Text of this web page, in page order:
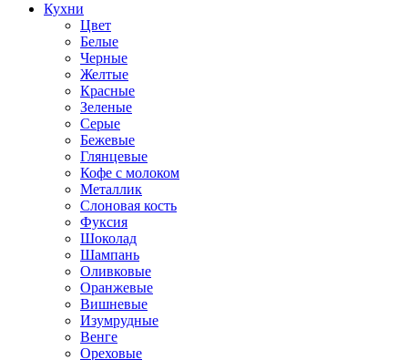
Кухни
Цвет
Белые
Черные
Желтые
Красные
Зеленые
Серые
Бежевые
Глянцевые
Кофе с молоком
Металлик
Слоновая кость
Фуксия
Шоколад
Шампань
Оливковые
Оранжевые
Вишневые
Изумрудные
Венге
Ореховые